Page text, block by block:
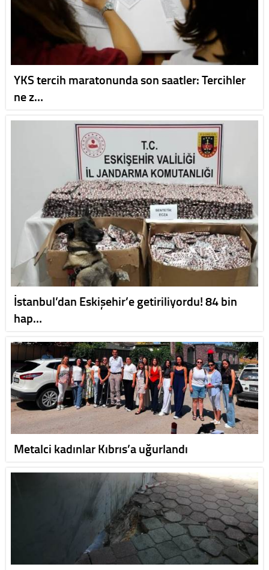
YKS tercih maratonunda son saatler: Tercihler
ne z…
İstanbul’dan Eskişehir’e getiriliyordu! 84 bin
hap…
Metalci kadınlar Kıbrıs’a uğurlandı